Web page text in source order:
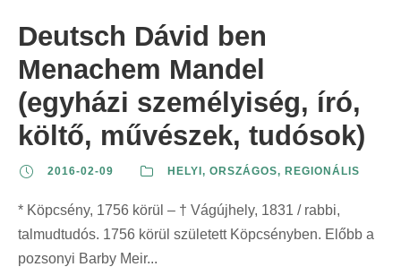
Deutsch Dávid ben
Menachem Mandel
(egyházi személyiség, író,
költő, művészek, tudósok)
2016-02-09 HELYI, ORSZÁGOS, REGIONÁLIS
* Köpcsény, 1756 körül – † Vágújhely, 1831 / rabbi,
talmudtudós. 1756 körül született Köpcsényben. Előbb a
pozsonyi Barby Meir...